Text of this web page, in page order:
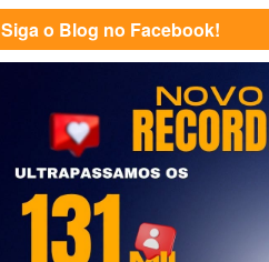
Siga o Blog no Facebook!